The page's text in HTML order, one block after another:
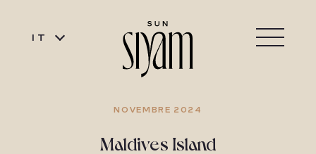
IT
NOVEMBRE 2024
Maldives Island